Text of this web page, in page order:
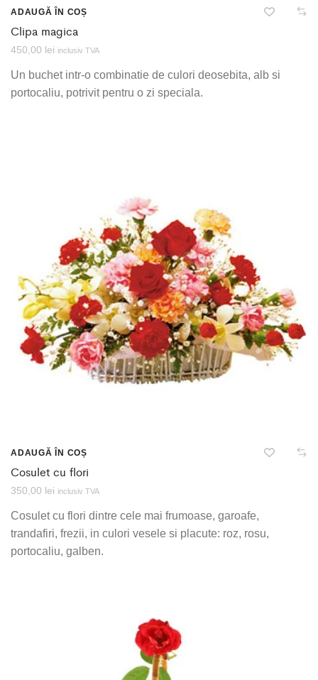
ADAUGĂ ÎN COȘ
Clipa magica
450,00 lei inclusiv TVA
Un buchet intr-o combinatie de culori deosebita, alb si
portocaliu, potrivit pentru o zi speciala.
ADAUGĂ ÎN COȘ
Cosulet cu flori
350,00 lei inclusiv TVA
Cosulet cu flori dintre cele mai frumoase, garoafe,
trandafiri, frezii, in culori vesele si placute: roz, rosu,
portocaliu, galben.